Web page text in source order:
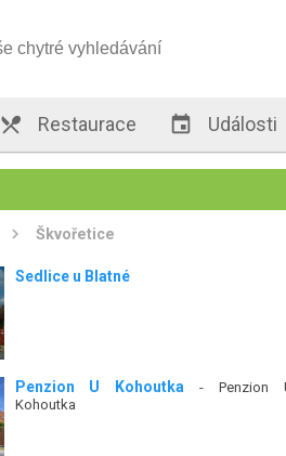
 Restaurace  Události
Škvořetice
Sedlice u Blatné
Penzion U Kohoutka - Penzion
Kohoutka